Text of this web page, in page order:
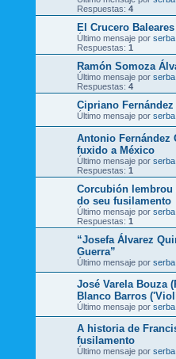
Respuestas: 4
El Crucero Baleares
Último mensaje por serba
Respuestas: 1
Ramón Somoza
Último mensaje por serba
Respuestas: 4
Cipriano Fernández
Último mensaje por serba
Antonio Fernández
fuxido a México
Último mensaje por serba
Respuestas: 1
Corcubión lembrou
do seu fusilamento
Último mensaje por serba
Respuestas: 1
“Josefa Álvarez
Guerra”
Último mensaje por serba
José Varela Bouza
Blanco Barros
Último mensaje por serba
A historia de
fusilamento
Último mensaje por serba